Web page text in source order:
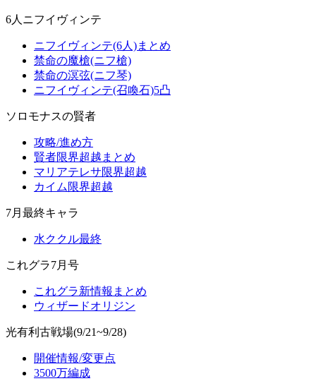
6人ニフイヴィンテ
ニフイヴィンテ(6人)まとめ
禁命の魔槍(ニフ槍)
禁命の溟弦(ニフ琴)
ニフイヴィンテ(召喚石)5凸
ソロモナスの賢者
攻略/進め方
賢者限界超越まとめ
マリアテレサ限界超越
カイム限界超越
7月最終キャラ
水ククル最終
これグラ7月号
これグラ新情報まとめ
ウィザードオリジン
光有利古戦場(9/21~9/28)
開催情報/変更点
3500万編成